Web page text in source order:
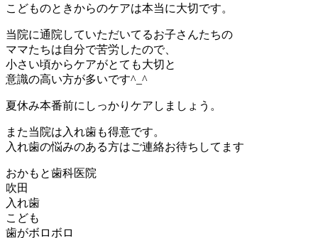
こどものときからのケアは本当に大切です。
当院に通院していただいてるお子さんたちの
ママたちは自分で苦労したので、
小さい頃からケアがとても大切と
意識の高い方が多いです^_^
夏休み本番前にしっかりケアしましょう。
また当院は入れ歯も得意です。
入れ歯の悩みのある方はご連絡お待ちしてます
おかもと歯科医院
吹田
入れ歯
こども
歯がボロボロ